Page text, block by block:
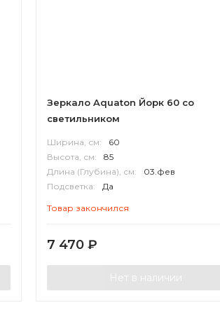
Зеркало Aquaton Йорк 60 со
светильником
Ширина, см:
60
Высота, см:
85
Длина (Глубина), см:
03.фев
Подсветка:
Да
Товар закончился
7 470 ₽
Нет в наличии